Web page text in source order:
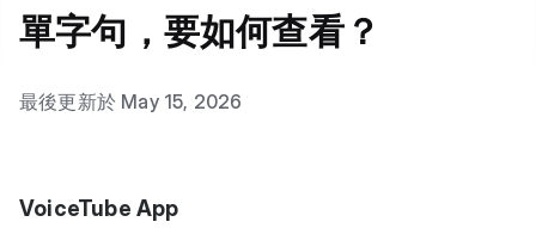
單字句，要如何查看？
最後更新於 May 15, 2026
VoiceTube App